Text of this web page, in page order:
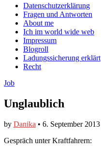
Facebook
anzeigen
Twitter
anzeigen
auf
Instagram
anzeigen
Main
menu
Skip
content
Datenschutzerklärung
Fragen und Antworten
About me
Ich im world wide web
Impressum
Blogroll
Ladungssicherung erklärt
Recht
Job
Unglaublich
by Danika • 6. September 2013
Gespräch unter Kraftfahrern: